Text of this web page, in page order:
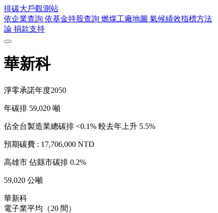
排碳大戶觀測站
依企業查詢 依基金持股查詢 燃煤工廠地圖 氣候績效指標方法
論 捐款支持
華新科
淨零承諾年度2050
年碳排 59,020 噸
佔全台製造業總碳排 <0.1% 較去年上升 5.5%
預期碳費 : 17,706,000 NTD
高雄市 佔縣市碳排 0.2%
59,020 公噸
華新科
電子業平均（20 間）